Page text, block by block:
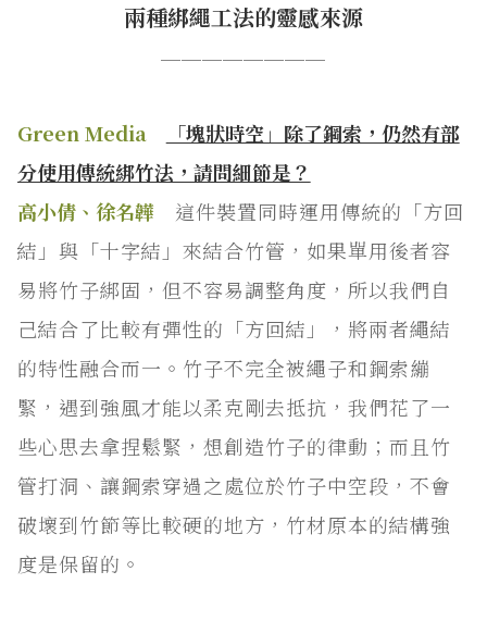
兩種綁繩工法的靈感來源
────────
Green Media
「塊狀時空」除了鋼索，仍然有部
分使用傳統綁竹法，請問細節是？
高小倩、徐名韡這件裝置同時運用傳統的「方回
結」與「十字結」來結合竹管，如果單用後者容
易將竹子綁固，但不容易調整角度，所以我們自
己結合了比較有彈性的「方回結」，將兩者繩結
的特性融合而一。竹子不完全被繩子和鋼索繃
緊，遇到強風才能以柔克剛去抵抗，我們花了一
些心思去拿捏鬆緊，想創造竹子的律動；而且竹
管打洞、讓鋼索穿過之處位於竹子中空段，不會
破壞到竹節等比較硬的地方，竹材原本的結構強
度是保留的。